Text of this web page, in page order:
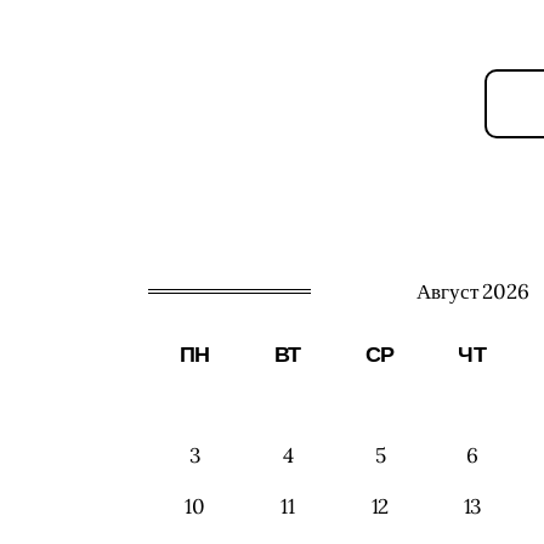
Август 2026
ПН ВТ СР ЧТ
3
4 5 6
10
11 12 13